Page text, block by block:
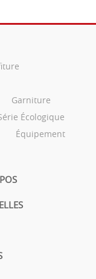
Garniture
Écologique
Équipement